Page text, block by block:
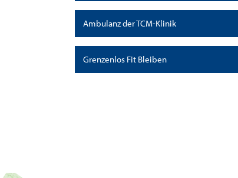
Ambulanz der TCM-Klinik
Grenzenlos Fit Bleiben